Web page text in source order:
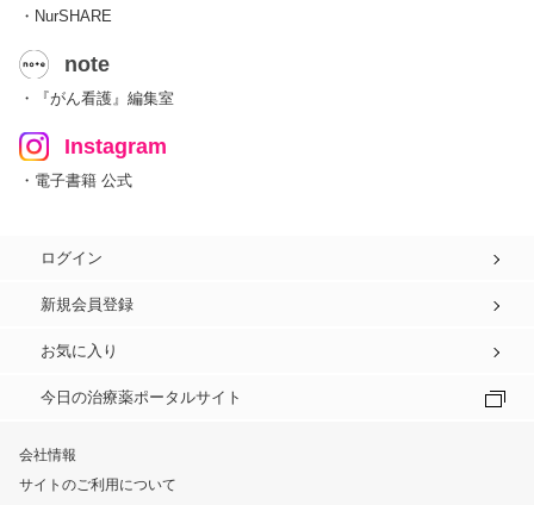
・NurSHARE
note
・『がん看護』編集室
Instagram
・電子書籍 公式
ログイン
新規会員登録
お気に入り
今日の治療薬ポータルサイト
会社情報
サイトのご利用について